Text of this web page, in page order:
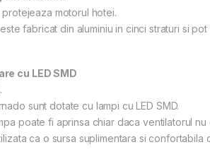
motorul hotei.
fabricat din aluminiu in cinci straturi si
cu LED SMD
sunt dotate cu lampi cu LED SMD.
poate fi aprinsa chiar daca ventilatorul nu
ca o sursa suplimentara si confortabila